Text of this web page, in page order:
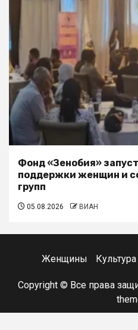
Фонд «Зенобия»
поддержки женщин и
групп
05.08.2026 ВИАН
Женщины Культура
Copyright © Все права